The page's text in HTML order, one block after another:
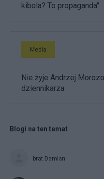
kibola? To propaganda"
Media
Nie żyje Andrzej
dziennikarza
Blogi na ten temat
brat Damian